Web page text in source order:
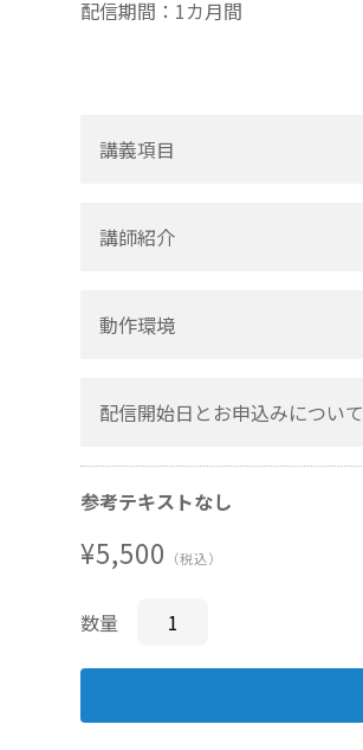
配信期間：1カ月間
講義項目
講師紹介
動作環境
配信開始日とお申込みについて
参考テキストなし
¥5,500 （税込）
数量